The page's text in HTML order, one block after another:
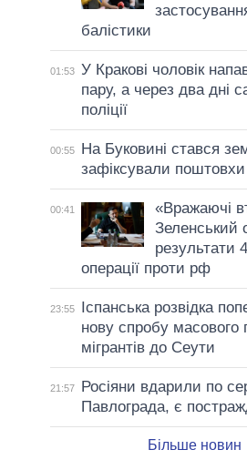
балістики
01:53 У Кракові чоловік
пару, а через два дні
поліції
00:55
На Буковині стався
зафіксували поштовхи
00:41
«Вражаючі
Зеленський
результати
операції проти рф
23:55
Іспанська розвідка
нову спробу масового
мігрантів до Сеути
21:57
Росіяни вдарили по
Павлограда, є
Більше новин